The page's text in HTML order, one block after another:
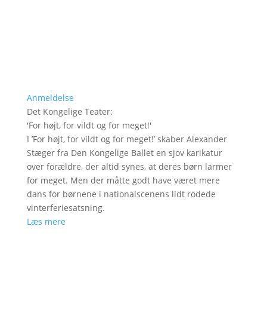
Anmeldelse
Det Kongelige Teater:
'For højt, for vildt og for meget!'
I ’For højt, for vildt og for meget!’ skaber Alexander
Stæger fra Den Kongelige Ballet en sjov karikatur
over forældre, der altid synes, at deres børn larmer
for meget. Men der måtte godt have været mere
dans for børnene i nationalscenens lidt rodede
vinterferiesatsning.
Læs mere